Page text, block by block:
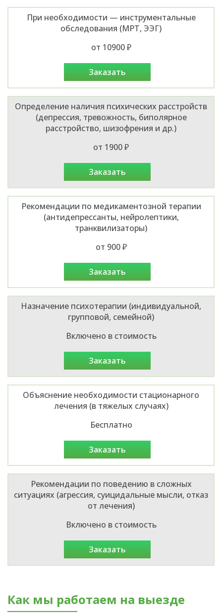
При необходимости — инструментальные
обследования (МРТ, ЭЭГ)
от 10900 ₽
заказать
Определение наличия психических расстройств
(депрессия, тревожность, биполярное
расстройство, шизофрения и др.)
от 1900 ₽
заказать
Рекомендации по медикаментозной терапии
(антидепрессанты, нейролептики,
транквилизаторы)
от 900 ₽
заказать
Назначение психотерапии (индивидуальной,
групповой, семейной)
Включено в стоимость
заказать
Объяснение необходимости стационарного
лечения (в тяжелых случаях)
Бесплатно
заказать
Рекомендации по поведению в сложных
ситуациях (агрессия, суицидальные мысли, отказ
от лечения)
Включено в стоимость
заказать
Как мы работаем на выезде